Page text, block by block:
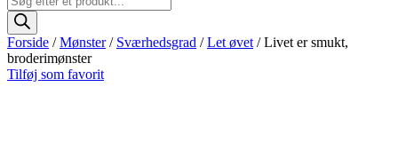
search
Forside /Mønster/ Sværhedsgrad /Let øvet / Livet er smukt,
broderimønster
Tilføj som favorit